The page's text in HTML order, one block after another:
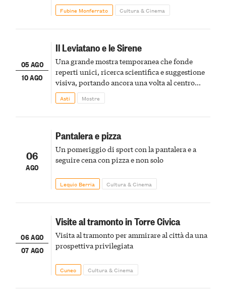
Fubine Monferrato Cultura & Cinema
05 AGO
10 AGO
Il Leviatano e le Sirene
Una grande mostra temporanea che fonde
reperti unici, ricerca scientifica e suggestione
visiva, portando ancora una volta al centro
della scena le meraviglie del passato astigiano
Asti Mostre
06
AGO
Pantalera e pizza
Un pomeriggio di sport con la pantalera e a
seguire cena con pizza e non solo
Lequio Berria Cultura & Cinema
06 AGO
07 AGO
Visite al tramonto in Torre Civica
Visita al tramonto per ammirare al città da una
prospettiva privilegiata
Cuneo Cultura & Cinema